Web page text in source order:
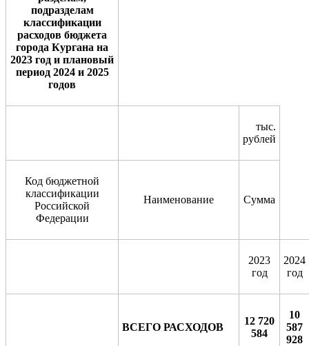
подразделам
классификации
расходов бюджета
города Кургана на
2023 год и плановый
период 2024 и 2025
годов
тыс.
рублей
Код бюджетной
классификации
Российской
Федерации
Наименование Сумма
2023
год
2024
год
ВСЕГО РАСХОДОВ
12 720
584
10
587
928